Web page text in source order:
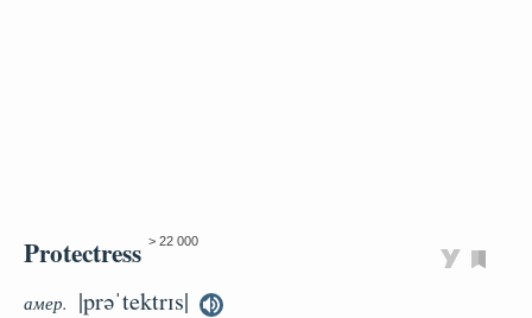
Protectress > 22 000
амер. |prəˈtektrɪs|